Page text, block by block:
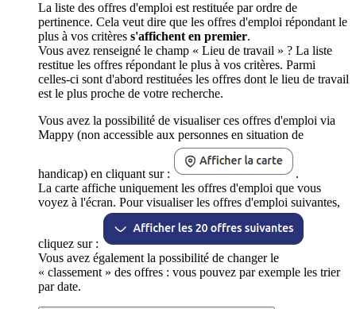
La liste des offres d'emploi est restituée par ordre de
pertinence. Cela veut dire que les offres d'emploi répondant le
plus à vos critères s'affichent en premier.
Vous avez renseigné le champ « Lieu de travail » ? La liste
restitue les offres répondant le plus à vos critères. Parmi
celles-ci sont d'abord restituées les offres dont le lieu de travail
est le plus proche de votre recherche.
Vous avez la possibilité de visualiser ces offres d'emploi via
Mappy (non accessible aux personnes en situation de
handicap) en cliquant sur :
.
La carte affiche uniquement les offres d'emploi que vous
voyez à l'écran. Pour visualiser les offres d'emploi suivantes,
cliquez sur :
Vous avez également la possibilité de changer le
« classement » des offres : vous pouvez par exemple les trier
par date.